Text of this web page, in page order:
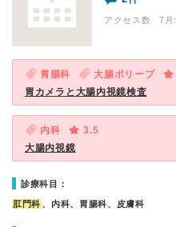
アクセス数 7月:
胃腸科 大腸ポリープ
胃カメラと大腸内視鏡検査
内科
3.5
大腸内視鏡
診療科目：
肛門科 、内科、胃腸科、皮膚科